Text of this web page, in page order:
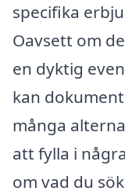
specifika
Oavsett om
en dyktig
kan
många
att fylla i
om vad du